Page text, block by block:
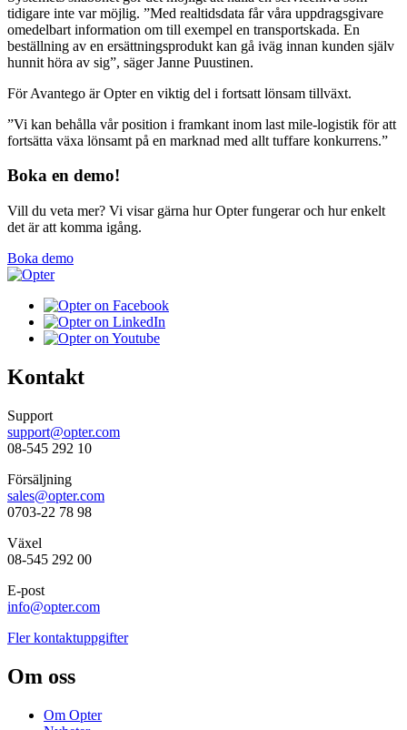
tidigare inte var möjlig. ”Med realtidsdata får våra uppdragsgivare
omedelbart information om till exempel en transportskada. En
beställning av en ersättningsprodukt kan gå iväg innan kunden själv
hunnit höra av sig”, säger Janne Puustinen.
För Avantego är Opter en viktig del i fortsatt lönsam tillväxt.
”Vi kan behålla vår position i framkant inom last mile-logistik för att
fortsätta växa lönsamt på en marknad med allt tuffare konkurrens.”
Boka en demo!
Vill du veta mer? Vi visar gärna hur Opter fungerar och hur enkelt
det är att komma igång.
Boka demo
Kontakt
Support
support@opter.com
08-545 292 10
Försäljning
sales@opter.com
0703-22 78 98
Växel
08-545 292 00
E-post
info@opter.com
Fler kontaktuppgifter
Om oss
Om Opter